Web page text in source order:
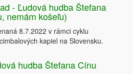
- Ľudová hudba Štefana
nemám košeľu)
8.7.2022 v rámci cyklu
kapiel na Slovensku.
hudba Štefana Cínu